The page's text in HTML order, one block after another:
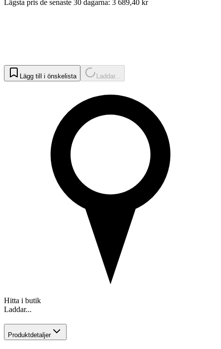
Lägsta pris de senaste 30 dagarna: 3 689,40 kr
Lägg till i önskelista Laddar...
Hitta i butik
Laddar...
Produktdetaljer